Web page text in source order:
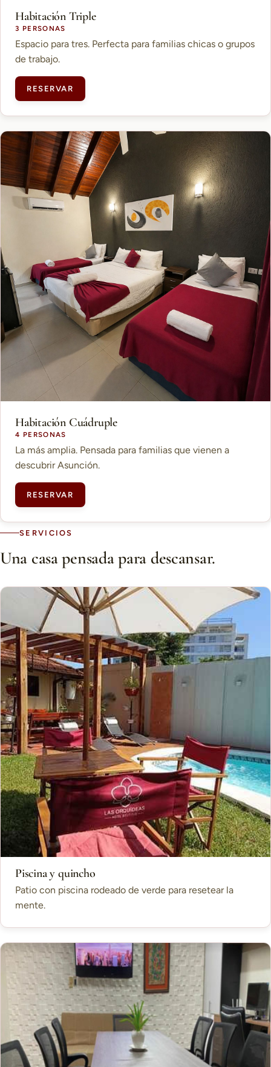
Habitación Triple
3 PERSONAS
Espacio para tres. Perfecta para familias chicas o grupos
de trabajo.
RESERVAR
Habitación Cuádruple
4 PERSONAS
La más amplia. Pensada para familias que vienen a
descubrir Asunción.
RESERVAR
SERVICIOS
Una casa pensada para descansar.
Piscina y quincho
Patio con piscina rodeado de verde para resetear la
mente.